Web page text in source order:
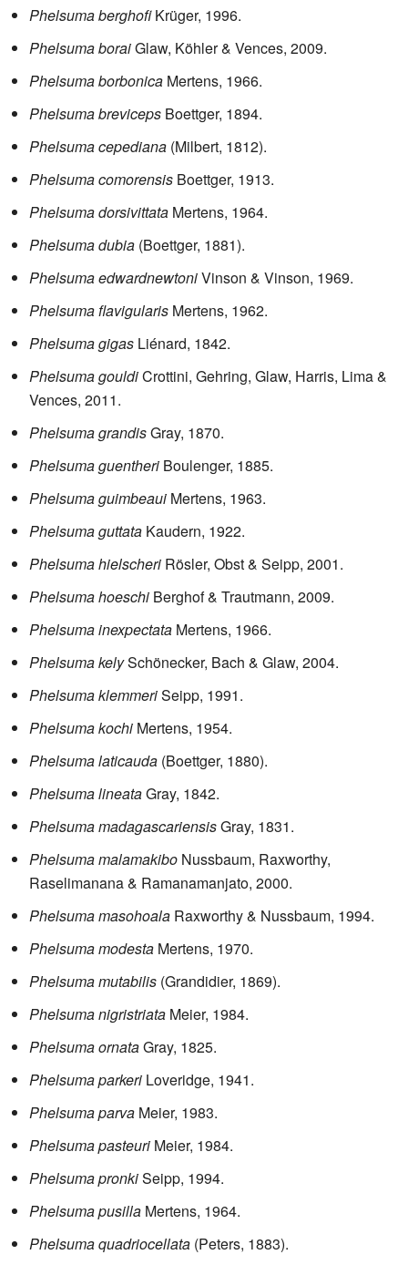
Phelsuma berghofiKrüger, 1996.
Phelsuma boraiGlaw, Köhler & Vences, 2009.
Phelsuma borbonica Mertens, 1966.
Phelsuma breviceps Boettger, 1894.
Phelsuma cepediana (Milbert, 1812).
Phelsuma comorensis Boettger, 1913.
Phelsuma dorsivittata Mertens, 1964.
Phelsuma dubia (Boettger, 1881).
Phelsuma edwardnewtoniVinson & Vinson, 1969.
Phelsuma flavigularis Mertens, 1962.
Phelsuma gigas Liénard, 1842.
Phelsuma gouldiCrottini, Gehring, Glaw, Harris, Lima &
Vences, 2011.
Phelsuma grandisGray, 1870.
Phelsuma guentheri Boulenger, 1885.
Phelsuma guimbeaui Mertens, 1963.
Phelsuma guttata Kaudern, 1922.
Phelsuma hielscheri Rösler, Obst & Seipp, 2001.
Phelsuma hoeschi Berghof & Trautmann, 2009.
Phelsuma inexpectata Mertens, 1966.
Phelsuma kelySchönecker, Bach & Glaw, 2004.
Phelsuma klemmeriSeipp, 1991.
Phelsuma kochi Mertens, 1954.
Phelsuma laticauda (Boettger, 1880).
Phelsuma lineataGray, 1842.
Phelsuma madagascariensisGray, 1831.
Phelsuma malamakibo Nussbaum, Raxworthy,
Raselimanana & Ramanamanjato, 2000.
Phelsuma masohoala Raxworthy & Nussbaum, 1994.
Phelsuma modesta Mertens, 1970.
Phelsuma mutabilis (Grandidier, 1869).
Phelsuma nigristriata Meier, 1984.
Phelsuma ornataGray, 1825.
Phelsuma parkeri Loveridge, 1941.
Phelsuma parva Meier, 1983.
Phelsuma pasteuri Meier, 1984.
Phelsuma pronkiSeipp, 1994.
Phelsuma pusilla Mertens, 1964.
Phelsuma quadriocellata (Peters, 1883).